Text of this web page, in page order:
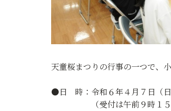
天童桜まつりの行事の一つで、
●日 時：令和６年４月７日（日
（受付は午前９時１５分